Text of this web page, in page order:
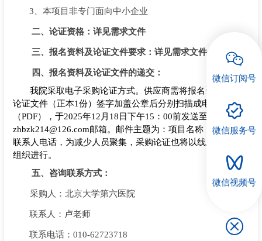
3、本项 目非专门面向中小企业
二、 论证资格：详见需求文件
三、 报名资料及论证文件要求：详见需求文件
四、 报名资料及论证文件的递交：
我院采取电子采购论证方式。供应商需将报名资料、采购
论证文件（正本1份）签字加盖公章后分别扫描成电子版格式
（PDF），于2025年12 月 18 日下午15：00前发送至
zhbzk214@126.com邮箱。邮件主题为：项目名称，邮件需附
联系人电话，为减少人员聚集，采购论证也将以线上的形式
组织进行。
五、 咨询联系方式：
采购人：北京大学第六医院
联系人： 卢老师
联系电话： 010-62723718
微信订阅号
微信服务号
微信视频号